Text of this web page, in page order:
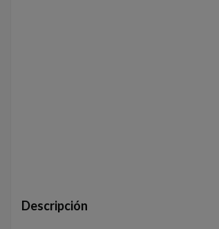
Descripción